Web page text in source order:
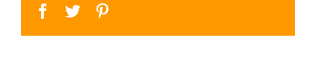
facebook
twitter